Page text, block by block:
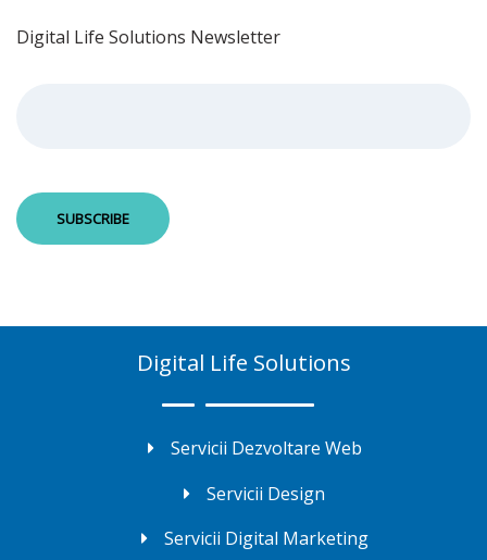
Digital Life Solutions Newsletter
Digital Life Solutions
Servicii Dezvoltare Web
Servicii Design
Servicii Digital Marketing